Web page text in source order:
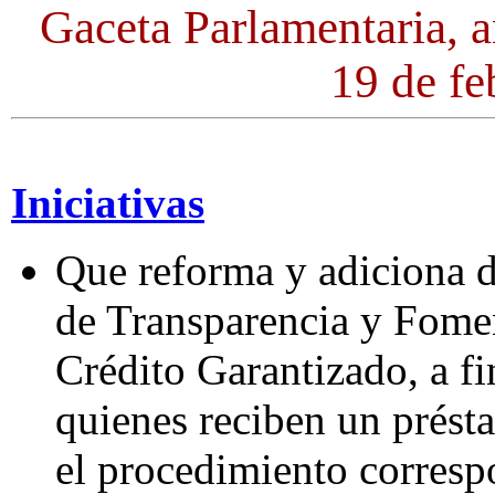
Gaceta Parlamentaria,
19 de
Iniciativas
Que reforma y adiciona
de Transparencia y
Crédito Garantizado, a
quienes reciben un
el procedimiento